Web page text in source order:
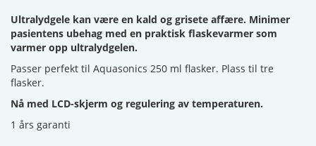
Ultralydgele kan være en kald og grisete affære. Minimer
pasientens ubehag med en praktisk flaskevarmer som
varmer opp ultralydgelen.
Passer perfekt til Aquasonics 250 ml flasker. Plass til tre
flasker.
Nå med LCD-skjerm og regulering av temperaturen.
1 års garanti